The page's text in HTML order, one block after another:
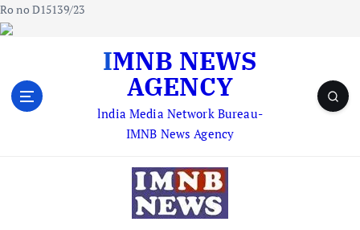
Ro no D15139/23
IMNB NEWS
AGENCY
lndia Media Network Bureau-
IMNB News Agency